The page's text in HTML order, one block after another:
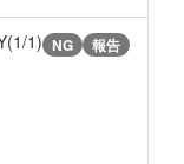
1) NG 報告